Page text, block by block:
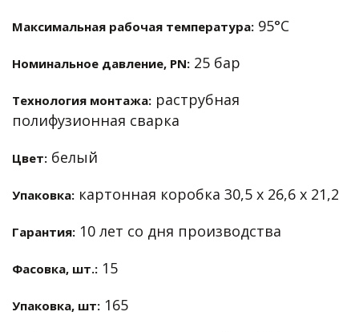
Максимальная рабочая температура: 95°С
Номинальное давление, PN: 25 бар
Технология монтажа: раструбная
полифузионная сварка
Цвет: белый
Упаковка: картонная коробка 30,5 х 26,6 х 21,2
Гарантия: 10 лет со дня производства
Фасовка, шт.: 15
Упаковка, шт: 165